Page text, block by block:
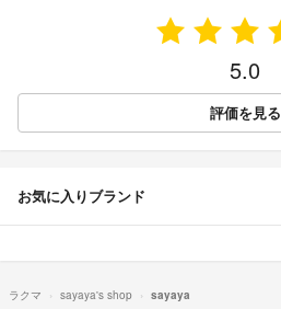
5.0
評価を見る
お気に入りブランド
ラクマ sayaya's shop sayaya